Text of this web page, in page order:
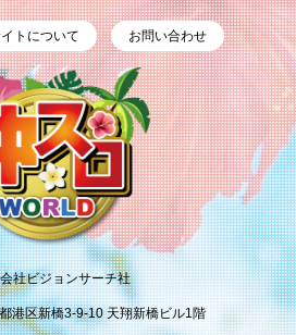
トについて お問い合わせ
社ビジョンサーチ社
港区新橋3-9-10 天翔新橋ビル1階